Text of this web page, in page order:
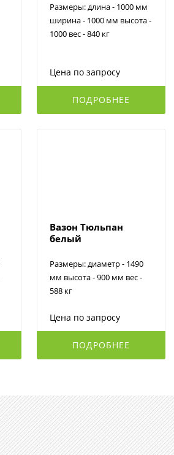
Размеры: длина - 1000 мм
ширина - 1000 мм высота -
1000 вес - 840 кг
Цена по запросу
ПОДРОБНЕЕ
Вазон Тюльпан
белый
Размеры: диаметр - 1490
мм высота - 900 мм вес -
588 кг
Цена по запросу
ПОДРОБНЕЕ